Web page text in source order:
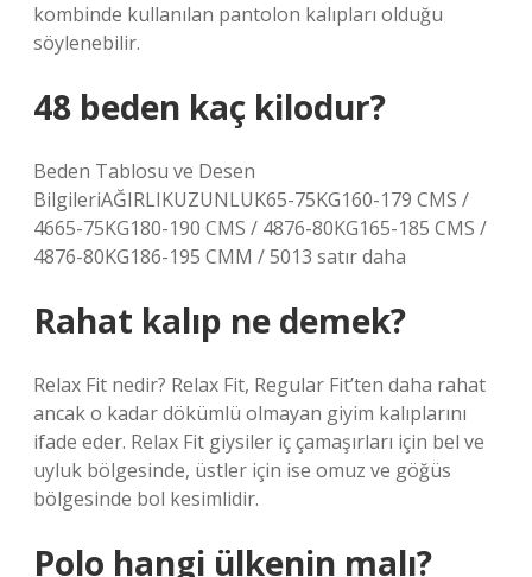
kombinde kullanılan pantolon kalıpları olduğu
söylenebilir.
48 beden kaç kilodur?
Beden Tablosu ve Desen
BilgileriAĞIRLIKUZUNLUK65-75KG160-179 CMS /
4665-75KG180-190 CMS / 4876-80KG165-185 CMS /
4876-80KG186-195 CMM / 5013 satır daha
Rahat kalıp ne demek?
Relax Fit nedir? Relax Fit, Regular Fit’ten daha rahat
ancak o kadar dökümlü olmayan giyim kalıplarını
ifade eder. Relax Fit giysiler iç çamaşırları için bel ve
uyluk bölgesinde, üstler için ise omuz ve göğüs
bölgesinde bol kesimlidir.
Polo hangi ülkenin malı?